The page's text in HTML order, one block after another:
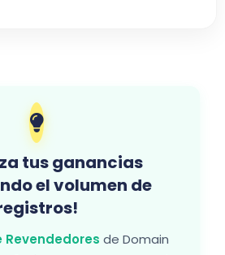
tus ganancias
el volumen de
Revendedores de Domain